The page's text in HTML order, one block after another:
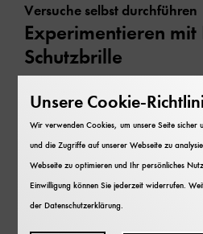
Versuche selbst durchführen
Experimentieren mit
Schutzbrille
Reagenzgläser schütteln,
Lernen Sie typische
Chemielabor kennen.
entdecken Sie die Chemie im
einen experimentellen
Chemie.
Unsere Cookie-
Wir verwenden Cookies, um unsere Seite sicher
und die Zugriffe auf unserer Webseite zu
Webseite zu optimieren und Ihr persönliches
Einwilligung können Sie jederzeit widerrufen.
derDatenschutzerklärung